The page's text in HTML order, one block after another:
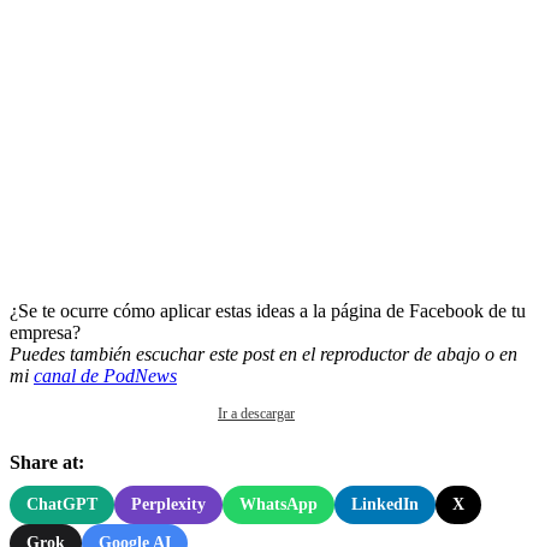
¿Se te ocurre cómo aplicar estas ideas a la página de Facebook de tu
empresa?
Puedes también escuchar este post en el reproductor de abajo o en
mi canal de PodNews
Ir a descargar
Share at:
ChatGPT Perplexity WhatsApp LinkedIn X
Grok Google AI